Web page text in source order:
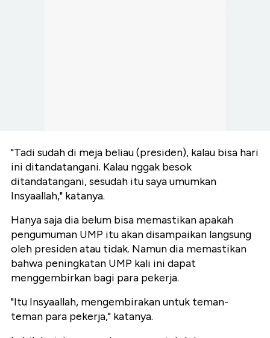
"Tadi sudah di meja beliau (presiden), kalau bisa hari
ini ditandatangani. Kalau nggak besok
ditandatangani, sesudah itu saya umumkan
Insyaallah," katanya.
Hanya saja dia belum bisa memastikan apakah
pengumuman UMP itu akan disampaikan langsung
oleh presiden atau tidak. Namun dia memastikan
bahwa peningkatan UMP kali ini dapat
menggembirkan bagi para pekerja.
"Itu Insyaallah, mengembirakan untuk teman-
teman para pekerja," katanya.